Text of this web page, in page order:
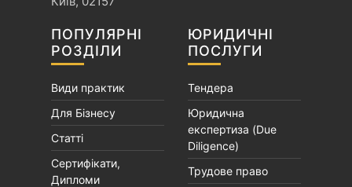
ПОПУЛЯРНІ
РОЗДІЛИ
Види практик
Для Бізнесу
Статті
Сертифікати,
Дипломи
ЮРИДИЧНІ
ПОСЛУГИ
Тендера
Юридична
експертиза (Due
Diligence)
Трудове право